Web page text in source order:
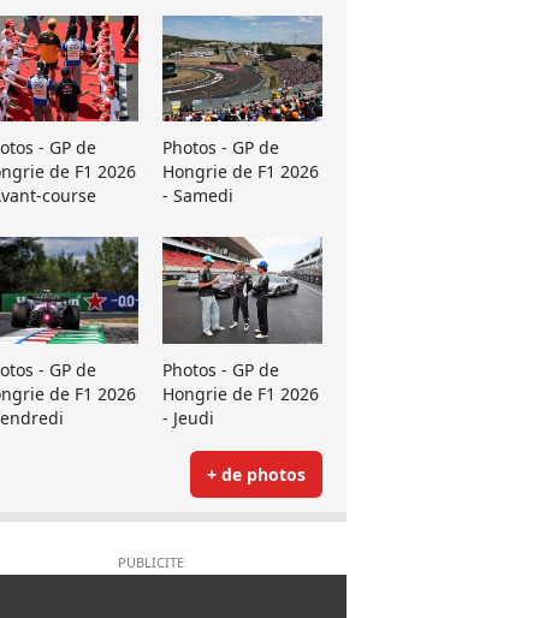
- GP de
de F1 2026
course
Photos - GP de
Hongrie de F1 2026
- Samedi
- GP de
de F1 2026
Photos - GP de
Hongrie de F1 2026
- Jeudi
+ de photos